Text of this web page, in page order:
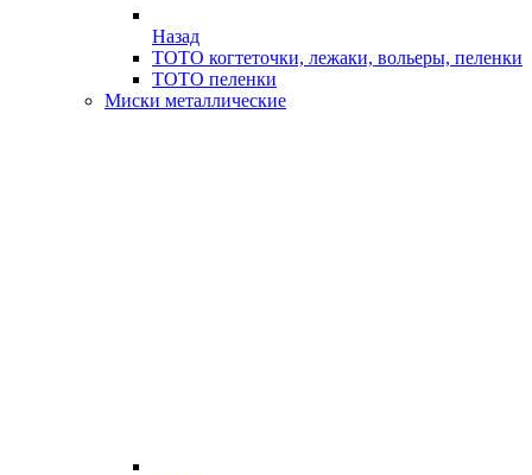
Назад
ТОТО когтеточки, лежаки, вольеры, пеленки
ТОТО пеленки
Миски металлические